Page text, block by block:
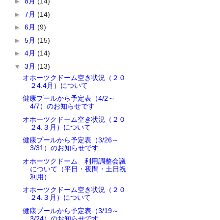
► 7月 (14)
► 6月 (9)
► 5月 (15)
► 4月 (14)
▼ 3月 (13)
オホーツクドーム空き状況（２０
２4.4月）について
健康プールから予定表（4/2～
4/7）のお知らせです
オホーツクドーム空き状況（２０
２4.３月）について
健康プールから予定表（3/26～
3/31）のお知らせです
オホーツクドーム 利用調整会議
について（平日・夜間・土日祝
利用）
オホーツクドーム空き状況（２０
２4.３月）について
健康プールから予定表（3/19～